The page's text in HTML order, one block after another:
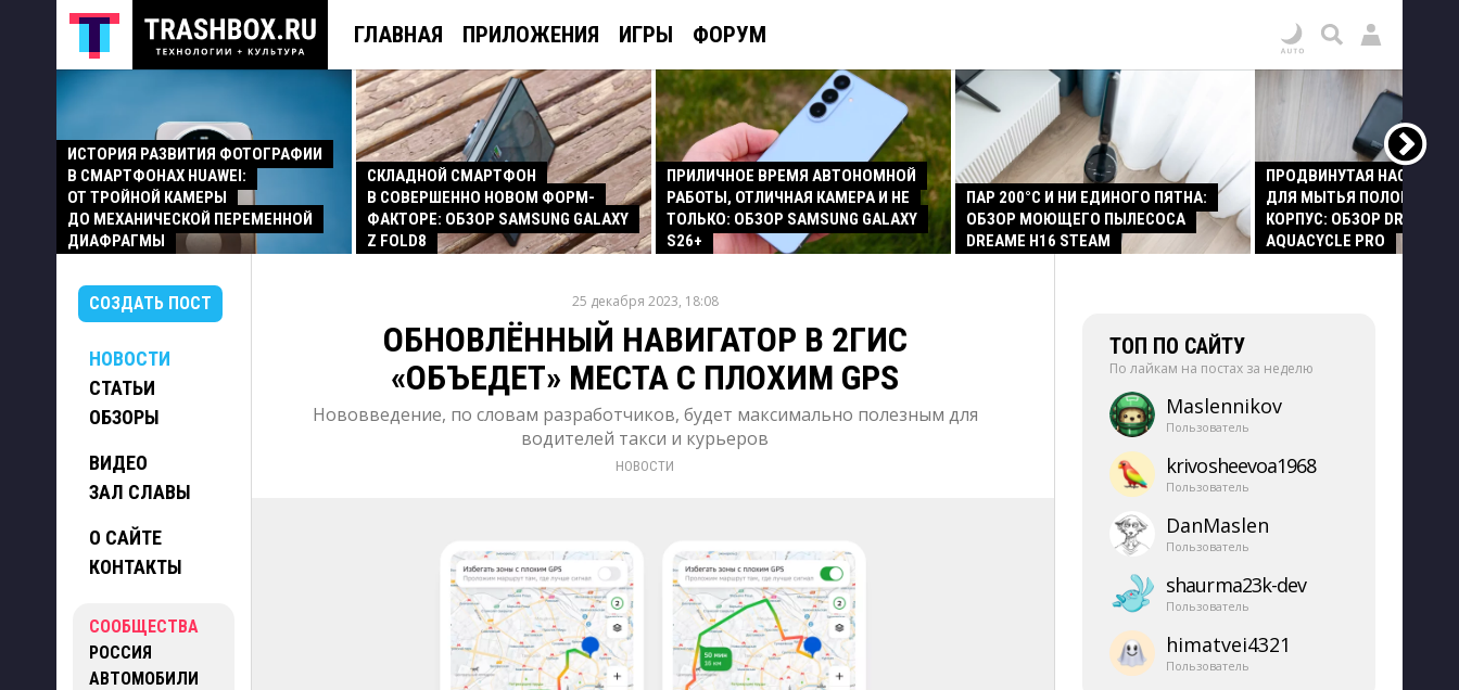
ГЛАВНАЯ ПРИЛОЖЕНИЯ ИГРЫ ФОРУМ
ИСТОРИЯ РАЗВИТИЯ ФОТОГРАФИИ
В СМАРТФОНАХ HUAWEI:
ОТ ТРОЙНОЙ КАМЕРЫ
ДО МЕХАНИЧЕСКОЙ ПЕРЕМЕННОЙ
ДИАФРАГМЫ
СКЛАДНОЙ СМАРТФОН
В СОВЕРШЕННО НОВОМ ФОРМ-
ФАКТОРЕ: ОБЗОР SAMSUNG GALAXY
Z FOLD8
ПРИЛИЧНОЕ ВРЕМЯ АВТОНОМНОЙ
РАБОТЫ, ОТЛИЧНАЯ КАМЕРА И НЕ
ТОЛЬКО: ОБЗОР SAMSUNG GALAXY
S26+
ПАР 200°C И НИ ЕДИНОГО ПЯТНА:
ОБЗОР МОЮЩЕГО ПЫЛЕСОСА
DREAME H16 STEAM
ПРОДВИНУТАЯ НАСАДКА
ДЛЯ МЫТЬЯ ПОЛОВ И
КОРПУС: ОБЗОР DREAME
AQUACYCLE PRO
СОЗДАТЬ ПОСТ
НОВОСТИ
СТАТЬИ
ОБЗОРЫ
ВИДЕО
ЗАЛ СЛАВЫ
О САЙТЕ
КОНТАКТЫ
СООБЩЕСТВА
РОССИЯ
АВТОМОБИЛИ
25 декабря 2023, 18:08
ОБНОВЛЁННЫЙ НАВИГАТОР В 2ГИС
«ОБЪЕДЕТ» МЕСТА С ПЛОХИМ GPS
Нововведение, по словам разработчиков, будет максимально полезным для
водителей такси и курьеров
НОВОСТИ
ТОП ПО САЙТУ
По лайкам на постах за неделю
Maslennikov
Пользователь
krivosheevoa1968
Пользователь
DanMaslen
Пользователь
shaurma23k-​dev
Пользователь
himatvei4321
Пользователь